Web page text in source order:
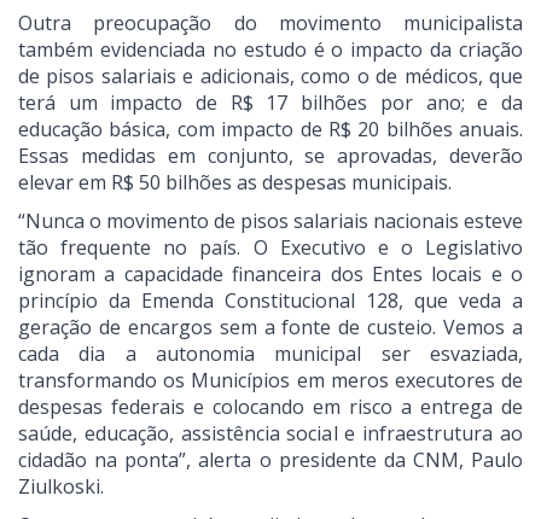
Outra preocupação do movimento municipalista
também evidenciada no estudo é o impacto da criação
de pisos salariais e adicionais, como o de médicos, que
terá um impacto de R$ 17 bilhões por ano; e da
educação básica, com impacto de R$ 20 bilhões anuais.
Essas medidas em conjunto, se aprovadas, deverão
elevar em R$ 50 bilhões as despesas municipais.
“Nunca o movimento de pisos salariais nacionais esteve
tão frequente no país. O Executivo e o Legislativo
ignoram a capacidade financeira dos Entes locais e o
princípio da Emenda Constitucional 128, que veda a
geração de encargos sem a fonte de custeio. Vemos a
cada dia a autonomia municipal ser esvaziada,
transformando os Municípios em meros executores de
despesas federais e colocando em risco a entrega de
saúde, educação, assistência social e infraestrutura ao
cidadão na ponta”, alerta o presidente da CNM, Paulo
Ziulkoski.